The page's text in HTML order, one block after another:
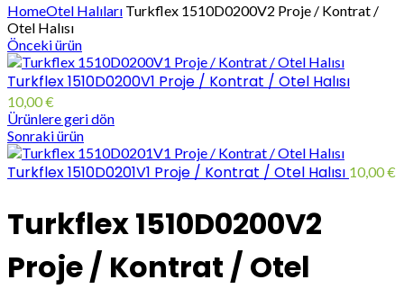
HomeOtel Halıları Turkflex 1510D0200V2 Proje / Kontrat /
Otel Halısı
Önceki ürün
Turkflex 1510D0200V1 Proje / Kontrat / Otel Halısı
10,00€
Ürünlere geri dön
Sonraki ürün
Turkflex 1510D0201V1 Proje / Kontrat / Otel Halısı 10,00€
Turkflex 1510D0200V2
Proje / Kontrat / Otel